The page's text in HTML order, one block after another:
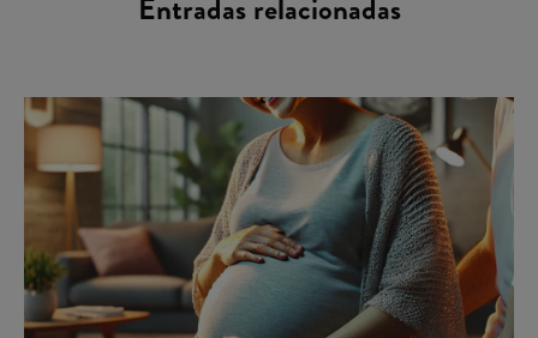
Entradas relacionadas